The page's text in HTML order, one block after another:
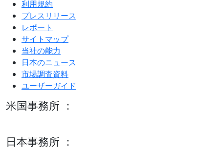
利用規約
プレスリリース
レポート
サイトマップ
当社の能力
日本のニュース
市場調査資料
ユーザーガイド
米国事務所 ：
日本事務所 ：